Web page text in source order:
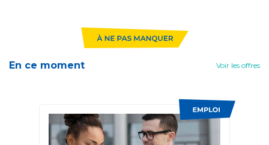
En ce moment Voir les offres